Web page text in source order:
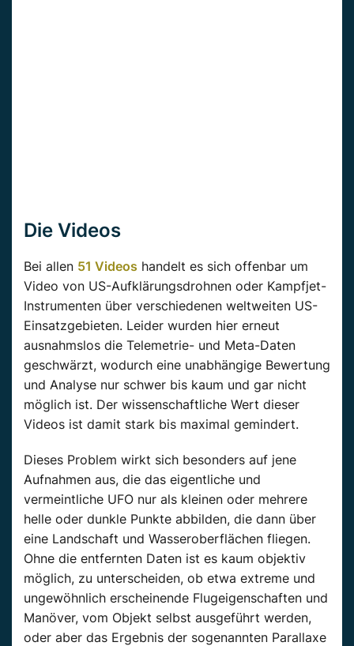
Die Videos
Bei allen 51 Videos handelt es sich offenbar um
Video von US-Aufklärungsdrohnen oder Kampfjet-
Instrumenten über verschiedenen weltweiten US-
Einsatzgebieten. Leider wurden hier erneut
ausnahmslos die Telemetrie- und Meta-Daten
geschwärzt, wodurch eine unabhängige Bewertung
und Analyse nur schwer bis kaum und gar nicht
möglich ist. Der wissenschaftliche Wert dieser
Videos ist damit stark bis maximal gemindert.
Dieses Problem wirkt sich besonders auf jene
Aufnahmen aus, die das eigentliche und
vermeintliche UFO nur als kleinen oder mehrere
helle oder dunkle Punkte abbilden, die dann über
eine Landschaft und Wasseroberflächen fliegen.
Ohne die entfernten Daten ist es kaum objektiv
möglich, zu unterscheiden, ob etwa extreme und
ungewöhnlich erscheinende Flugeigenschaften und
Manöver, vom Objekt selbst ausgeführt werden,
oder aber das Ergebnis der sogenannten Parallaxe